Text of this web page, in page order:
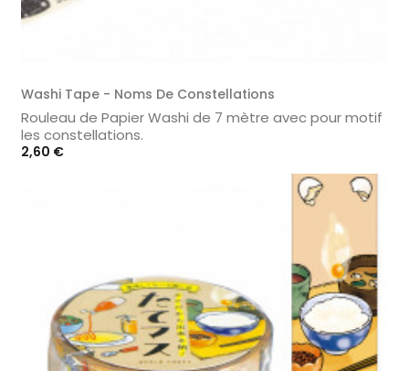
Washi Tape - Noms De Constellations
Rouleau de Papier Washi de 7 mètre avec pour motif
les constellations.
Prix
2,60 €